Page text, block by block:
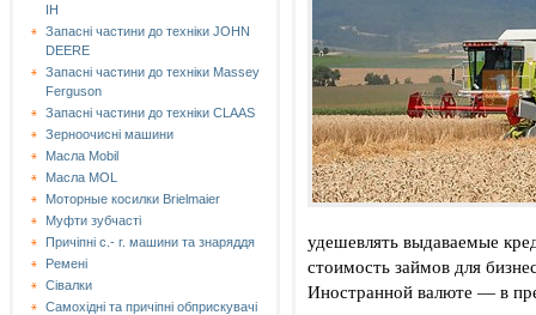
IH
Запасні частини до техніки JOHN
DEERE
Запасні частини до техніки Massey
Ferguson
Запасні частини до техніки СLAAS
Зерноочисні машини
Масла Mobil
Масла MOL
Моторные косилки Brielmaier
Муфти зубчасті
Причіпні с.- г. машини та знаряддя
Ремені
Сівалки
Самохідні та причіпні обприскувачі
удешевлять выдаваемые
стоимость займов для
Иностранной валюте — в